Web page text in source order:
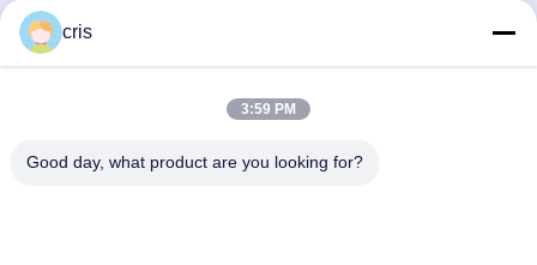
Mutha Goose Gaggle z
uprzężą Automaty do gier
wideo
Uzyskaj najlepszą cenę
cris
3:59 PM
Good day, what product are you looking for?